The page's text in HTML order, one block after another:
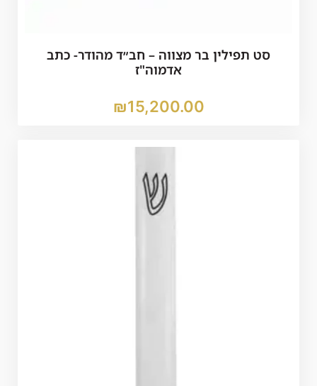
סט תפילין בר מצווה – חב״ד מהודר- כתב
אדמוה"ז
₪15,200.00